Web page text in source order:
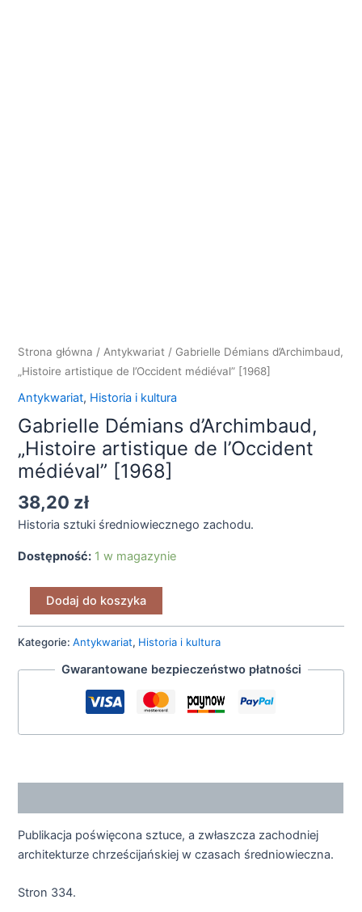
Strona główna / Antykwariat / Gabrielle Démians d’Archimbaud,
„Histoire artistique de l’Occident médiéval” [1968]
Antykwariat, Historia i kultura
Gabrielle Démians d’Archimbaud,
„Histoire artistique de l’Occident
médiéval” [1968]
38,20 zł
Historia sztuki średniowiecznego zachodu.
Dostępność: 1 w magazynie
Dodaj do koszyka
Kategorie:Antykwariat, Historia i kultura
Gwarantowane bezpieczeństwo płatności
Publikacja poświęcona sztuce, a zwłaszcza zachodniej
architekturze chrześcijańskiej w czasach średniowieczna.
Stron 334.